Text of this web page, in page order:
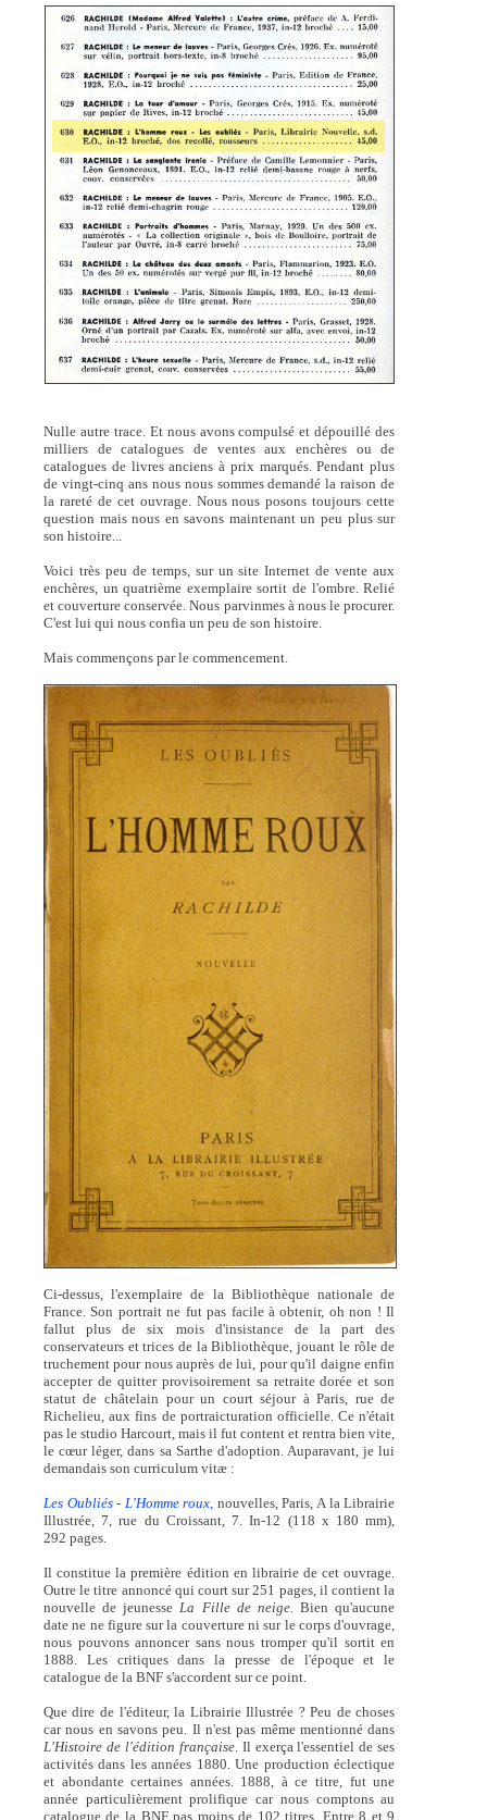
Nulle autre trace. Et nous avons compulsé et dépouillé des
milliers de catalogues de ventes aux enchères ou de
catalogues de livres anciens à prix marqués. Pendant plus
de vingt-cinq ans nous nous sommes demandé la raison de
la rareté de cet ouvrage. Nous nous posons toujours cette
question mais nous en savons maintenant un peu plus sur
son histoire...
Voici très peu de temps, sur un site Internet de vente aux
enchères, un quatrième exemplaire sortit de l'ombre. Relié
et couverture conservée. Nous parvinmes à nous le procurer.
C'est lui qui nous confia un peu de son histoire.
Mais commençons par le commencement.
Ci-dessus, l'exemplaire de la Bibliothèque nationale de
France. Son portrait ne fut pas facile à obtenir, oh non ! Il
fallut plus de six mois d'insistance de la part des
conservateurs et trices de la Bibliothèque, jouant le rôle de
truchement pour nous auprès de lui, pour qu'il daigne enfin
accepter de quitter provisoirement sa retraite dorée et son
statut de châtelain pour un court séjour à Paris, rue de
Richelieu, aux fins de portraicturation officielle. Ce n'était
pas le studio Harcourt, mais il fut content et rentra bien vite,
le cœur léger, dans sa Sarthe d'adoption. Auparavant, je lui
demandais son curriculum vitæ :
Les Oubliés - L'Homme roux, nouvelles, Paris, A la Librairie
Illustrée, 7, rue du Croissant, 7. In-12 (118 x 180 mm),
292 pages.
Il constitue la première édition en librairie de cet ouvrage.
Outre le titre annoncé qui court sur 251 pages, il contient la
nouvelle de jeunesse La Fille de neige. Bien qu'aucune
date ne ne figure sur la couverture ni sur le corps d'ouvrage,
nous pouvons annoncer sans nous tromper qu'il sortit en
1888. Les critiques dans la presse de l'époque et le
catalogue de la BNF s'accordent sur ce point.
Que dire de l'éditeur, la Librairie Illustrée ? Peu de choses
car nous en savons peu. Il n'est pas même mentionné dans
L'Histoire de l'édition française. Il exerça l'essentiel de ses
activités dans les années 1880. Une production éclectique
et abondante certaines années. 1888, à ce titre, fut une
année particulièrement prolifique car nous comptons au
catalogue de la BNF pas moins de 102 titres. Entre 8 et 9